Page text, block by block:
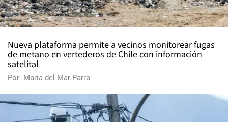
Nueva plataforma permite a vecinos monitorear fugas
de metano en vertederos de Chile con información
satelital
Por María del Mar Parra